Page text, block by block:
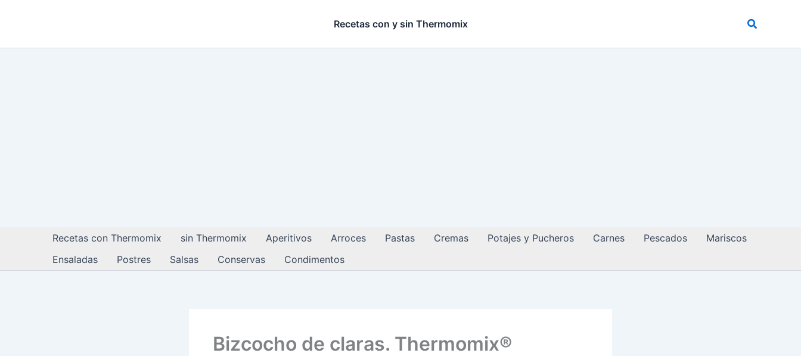
Recetas con y sin Thermomix Buscar
Recetas con Thermomix sin Thermomix Aperitivos Arroces Pastas Cremas Potajes y Pucheros Carnes Pescados
Mariscos
Ensaladas
Postres Salsas Conservas Condimentos
Bizcocho de claras. Thermomix®